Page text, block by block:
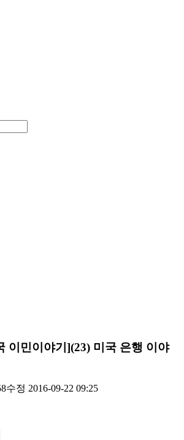
이민이야기](23) 미국 은행 이야
수정 2016-09-22 09:25